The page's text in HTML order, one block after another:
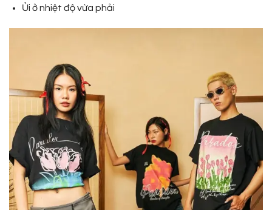
Ủi ở nhiệt độ vừa phải